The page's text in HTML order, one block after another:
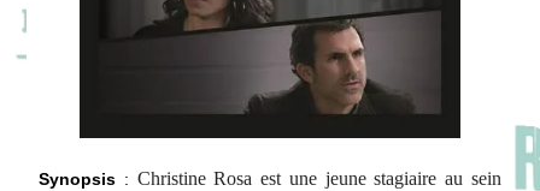
Synopsis : Christine Rosaest une jeune stagiaire au sein